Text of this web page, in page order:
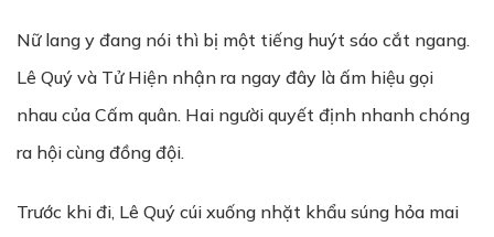
Nữ lang y đang nói thì bị một tiếng huýt sáo cắt ngang.
Lê Quý và Tử Hiện nhận ra ngay đây là ấm hiệu gọi
nhau của Cấm quân. Hai người quyết định nhanh chóng
ra hội cùng đồng đội.
Trước khi đi, Lê Quý cúi xuống nhặt khẩu súng hỏa mai